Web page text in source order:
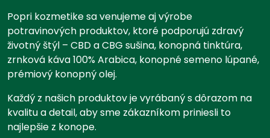
Popri kozmetike sa venujeme aj výrobe
potravinových produktov, ktoré podporujú zdravý
životný štýl – CBD a CBG sušina, konopná tinktúra,
zrnková káva 100% Arabica, konopné semeno lúpané,
prémiový konopný olej.
Každý z našich produktov je vyrábaný s dôrazom na
kvalitu a detail, aby sme zákazníkom priniesli to
najlepšie z konope.